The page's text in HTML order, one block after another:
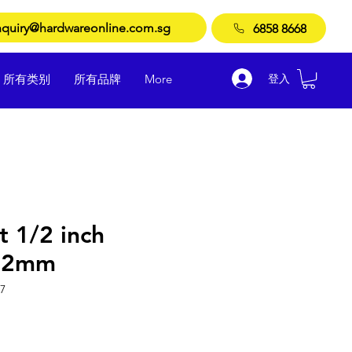
6858 8668
所有类别 所有品牌 More 登入
1/2 inch